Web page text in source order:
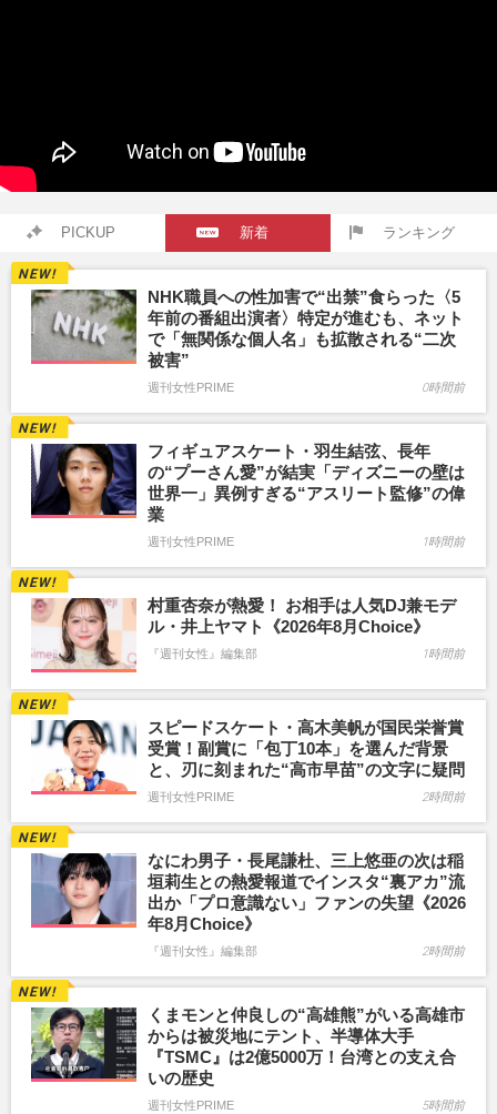
PICKUP 新着 ランキング
NHK職員への性加害で“出禁”食らった〈5
年前の番組出演者〉特定が進むも、ネット
で「無関係な個人名」も拡散される“二次
被害”
週刊女性PRIME 0時間前
フィギュアスケート・羽生結弦、長年
の“プーさん愛”が結実「ディズニーの壁は
世界一」異例すぎる“アスリート監修”の偉
業
週刊女性PRIME 1時間前
村重杏奈が熱愛！ お相手は人気DJ兼モデ
ル・井上ヤマト《2026年8月Choice》
『週刊女性』編集部 1時間前
スピードスケート・高木美帆が国民栄誉賞
受賞！副賞に「包丁10本」を選んだ背景
と、刃に刻まれた“高市早苗”の文字に疑問
週刊女性PRIME 2時間前
なにわ男子・長尾謙杜、三上悠亜の次は稲
垣莉生との熱愛報道でインスタ“裏アカ”流
出か「プロ意識ない」ファンの失望《2026
年8月Choice》
『週刊女性』編集部 2時間前
くまモンと仲良しの“高雄熊”がいる高雄市
からは被災地にテント、半導体大手
『TSMC』は2億5000万！台湾との支え合
いの歴史
週刊女性PRIME 5時間前